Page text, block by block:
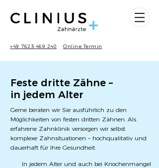
+49 7623 469 240 Online Termin
Feste dritte Zähne –
in jedem Alter
Gerne beraten wir Sie ausführlich zu den
Möglichkeiten von festen dritten Zähnen. Als
erfahrene Zahnklinik versorgen wir selbst
komplexe Zahnsituationen – hochqualitativ und
dauerhaft für Ihre Gesundheit.
In jedem Alter und auch bei Knochenmangel